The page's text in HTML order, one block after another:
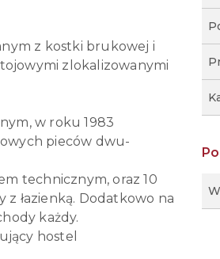
z kostki brukowej i
zlokalizowanymi
w roku 1983
pieców dwu-
technicznym, oraz 10
łazienką. Dodatkowo na
każdy.
hostel